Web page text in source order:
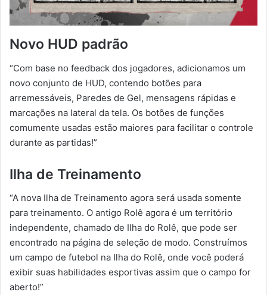
Novo HUD padrão
“Com base no feedback dos jogadores, adicionamos um
novo conjunto de HUD, contendo botões para
arremessáveis, Paredes de Gel, mensagens rápidas e
marcações na lateral da tela. Os botões de funções
comumente usadas estão maiores para facilitar o controle
durante as partidas!”
Ilha de Treinamento
“A nova Ilha de Treinamento agora será usada somente
para treinamento. O antigo Rolê agora é um território
independente, chamado de Ilha do Rolê, que pode ser
encontrado na página de seleção de modo. Construímos
um campo de futebol na Ilha do Rolê, onde você poderá
exibir suas habilidades esportivas assim que o campo for
aberto!”